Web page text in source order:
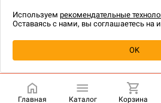
Купить| 2
технологии.
Главная Каталог Корзина
Используем рекомендательные
Оставаясь с нами, вы соглашаетесь на
OK